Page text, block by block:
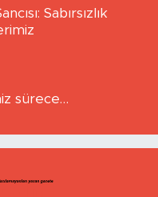
Sabırsızlık
sürece…